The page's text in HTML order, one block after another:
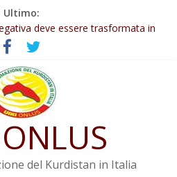
Ultimo:
contro i crimini di guerra
deve essere trasformata in
Şengal è di nuovo sotto minaccia
di Rêber Apo ostacolerebbe
del Kurdistan in Italia